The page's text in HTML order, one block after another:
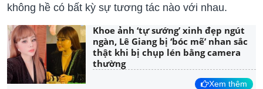
không hề có bất kỳ sự tương tác nào với nhau.
Khoe ảnh ‘tự sướng’ xinh đẹp ngút
ngàn, Lê Giang bị ‘bóc mẽ’ nhan sắc
thật khi bị chụp lén bằng camera
thường
Xem thêm